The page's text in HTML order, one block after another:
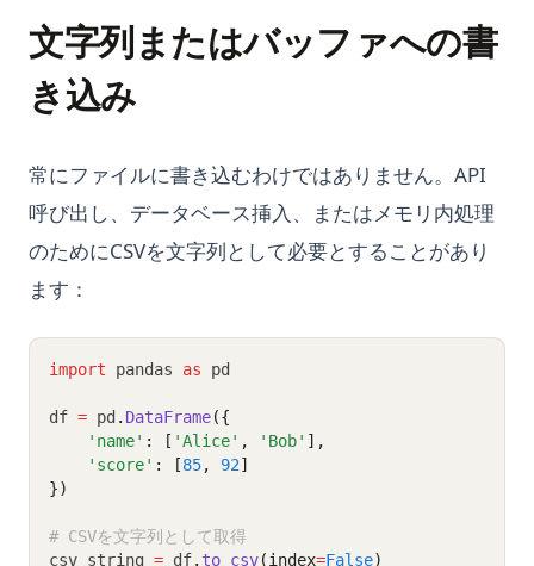
文字列またはバッファへの書
き込み
常にファイルに書き込むわけではありません。API
呼び出し、データベース挿入、またはメモリ内処理
のためにCSVを文字列として必要とすることがあり
ます：
import pandas as pd
df = pd . DataFrame({
'name' : [ 'Alice' , 'Bob' ],
'score' : [85, 92]
})
# CSVを文字列として取得
csv_string = df. to_csv(index=False)